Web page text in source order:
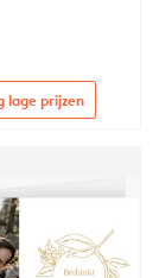
lage prijzen